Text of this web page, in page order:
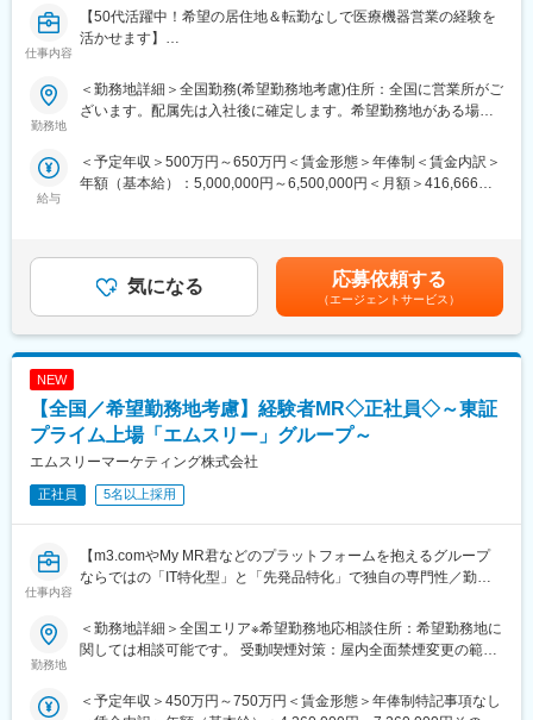
（10）九州：福岡・大分・宮崎・鹿児島・熊本・佐賀・長崎・沖
縄
先発品を扱うPJTをメインで受注しているため、基本的には入社
後2ndPJT以降も先発品の経験を積み、MRとして専門性を磨くこ
■IT特化型
PJTによってリモートMRという形態があることはもちろん、それ
例えば、効果的なリモートディテールの研修は全員受講頂くこと
が出来、そのほかにもmyMR君などのシステムを戦略的に活用す
変更の範囲：会社の定める業務
仕事内容
【50代活躍中！希望の居住地＆転勤なしで医療機器営業の経験を
活かせます】
【はじめに】
大手CSO、EPファーマラインでは医療機器営業においてベテラン
方が可能です。
主に医療機器メーカーを早期退職したメンバー、介護などで短期
【業務内容】
入社後は配属前研修を受けたのち、当社クライアントである医療
機器メーカーへ配属されます。
行っていただくお仕事は、医療機器メーカーとして製品のシェア
医療機器営業時代に培った経験をそのまま活かしていただきま
す。
今までのご経験を活かせるプロジェクトをご提案いたします。
【EPファーマラインでキャリアを築くメリット】
業界のご経験があっても、会社が異なれば「当たり前」も異なり
ます。
1人のプロジェクトマネージャーが管理する営業は約20名程度で
あり、相談事があればいつでも連絡できる距離感です。
長期的な視点での相談も可能です。ぜひ頼ってください。
勤務地
＜勤務地詳細＞全国勤務(希望勤務地考慮)住所：全国に営業所がご
ざいます。配属先は入社後に確定します。希望勤務地がある場合
ます。）変更の範囲：会社の定める事業所
給与
＜予定年収＞500万円～650万円＜賃金形態＞年俸制＜賃金内訳＞
年額（基本給）：5,000,000円～6,500,000円＜月額＞416,666円
気になる 応募依頼する
（エージェントサービス）
NEW
【全国／希望勤務地考慮】経験者MR◇正社員◇～東証
プライム上場「エムスリー」グループ～
エムスリーマーケティング株式会社
正社員 5名以上採用
仕事内容
【m3.comやMy MR君などのプラットフォームを抱えるグループ
ならではの「IT特化型」と「先発品特化」で独自の専門性／勤務
製薬企業向けのマーケティング／販促事業を展開する当社にて、
MRを募集致します。
入社後、クライアントである製薬企業でのMR活動に従事いただき
勤務地
＜勤務地詳細＞全国エリア※希望勤務地応相談住所：希望勤務地に
関しては相談可能です。 受動喫煙対策：屋内全面禁煙変更の範
＜予定年収＞450万円～750万円＜賃金形態＞年俸制特記事項なし